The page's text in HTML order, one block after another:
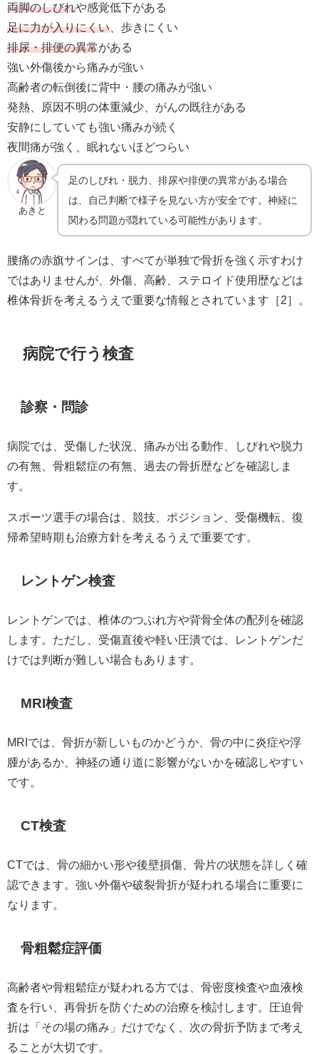
両脚のしびれや感覚低下がある
足に力が入りにくい 、歩きにくい
排尿・排便の異常がある
強い外傷後から痛みが強い
高齢者の転倒後に背中・腰の痛みが強い
発熱、原因不明の体重減少、がんの既往がある
安静にしていても強い痛みが続く
夜間痛が強く、眠れないほどつらい
あきと
足のしびれ・脱力、排尿や排便の異常がある場合
は、自己判断で様子を見ない方が安全です。神経に
関わる問題が隠れている可能性があります。
腰痛の赤旗サインは、すべてが単独で骨折を強く示すわけ
ではありませんが、外傷、高齢、ステロイド使用歴などは
椎体骨折を考えるうえで重要な情報とされています［2］。
病院で行う検査
診察・問診
病院では、受傷した状況、痛みが出る動作、しびれや脱力
の有無、骨粗鬆症の有無、過去の骨折歴などを確認しま
す。
スポーツ選手の場合は、競技、ポジション、受傷機転、復
帰希望時期も治療方針を考えるうえで重要です。
レントゲン検査
レントゲンでは、椎体のつぶれ方や背骨全体の配列を確認
します。ただし、受傷直後や軽い圧潰では、レントゲンだ
けでは判断が難しい場合もあります。
MRI検査
MRIでは、骨折が新しいものかどうか、骨の中に炎症や浮
腫があるか、神経の通り道に影響がないかを確認しやすい
です。
CT検査
CTでは、骨の細かい形や後壁損傷、骨片の状態を詳しく確
認できます。強い外傷や破裂骨折が疑われる場合に重要に
なります。
骨粗鬆症評価
高齢者や骨粗鬆症が疑われる方では、骨密度検査や血液検
査を行い、再骨折を防ぐための治療を検討します。圧迫骨
折は「その場の痛み」だけでなく、次の骨折予防まで考え
ることが大切です。